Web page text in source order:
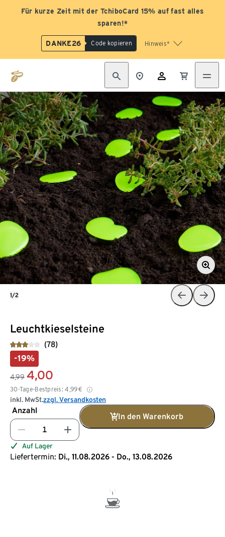
Für kurze Zeit mit der TchiboCard 15% auf fast alles
sparen!*
DANKE26 Code kopieren Hinweis*
Leuchtkieselsteine
(78)
-19%
4,99 4,00
30-Tage-Bestpreis: 4,99€
inkl. MwSt.zzgl. Versandkosten
Anzahl
In den Warenkorb
Auf Lager
Liefertermin: Di., 11.08.2026 - Do., 13.08.2026
1/2